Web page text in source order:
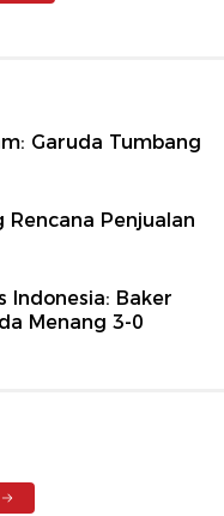
Garuda Tumbang
Rencana Penjualan
Indonesia: Baker
Menang 3-0